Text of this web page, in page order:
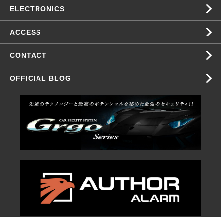
ELECTRONICS
ACCESS
CONTACT
OFFICIAL BLOG